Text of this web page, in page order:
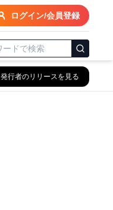
ログイン/会員登録
発行者のリリースを見る